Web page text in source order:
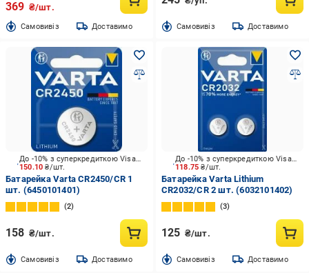
369 ₴/шт.
Cамовивіз Доставимо Cамовивіз Доставимо
150.10₴/шт.
До -10% з суперкредиткою Visa Вигода
Батарейка Varta CR2450/CR 1
шт. (6450101401)
2
158 ₴/шт.
Cамовивіз Доставимо
118.75₴/шт.
До -10% з суперкредиткою Visa Вигода
Батарейка Varta Lithium
CR2032/CR 2 шт. (6032101402)
3
125 ₴/шт.
Cамовивіз Доставимо